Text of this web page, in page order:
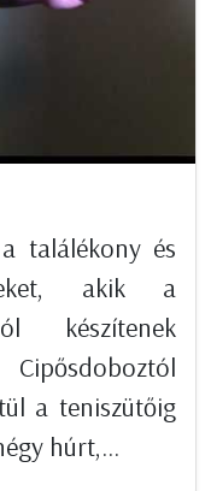
találékony és
akik a
készítenek
a teniszütőig
húrt,...